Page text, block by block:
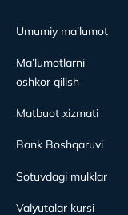
Umumiy ma'lumot
Ma’lumotlarni
oshkor qilish
Matbuot xizmati
Bank Boshqaruvi
Sotuvdagi mulklar
Valyutalar kursi